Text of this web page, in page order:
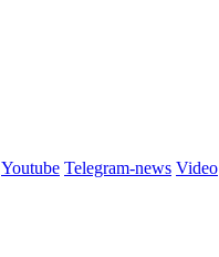
Youtube Telegram-news Video